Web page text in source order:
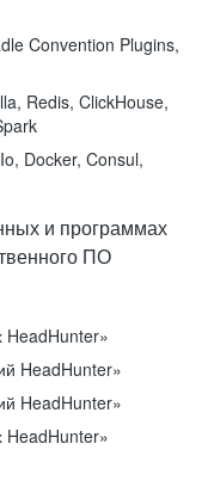
Convention Plugins,
Redis, ClickHouse,
Docker, Consul,
и программах
ПО
HeadHunter»
HeadHunter»